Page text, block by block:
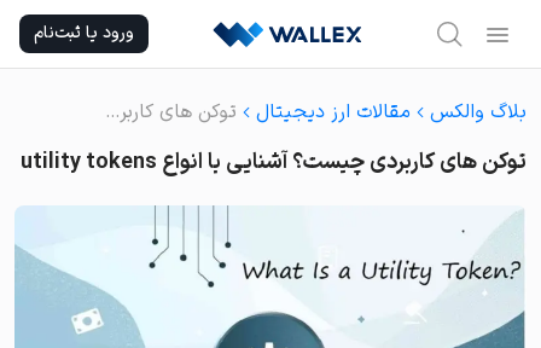
content
ورود یا ثبت‌نام
بلاگ والکس مقالات ارز دیجیتال توکن های کاربردی چیست؟ آشنایی با انواع utility tokens
توکن های کاربردی چیست؟ آشنایی با انواع utility tokens